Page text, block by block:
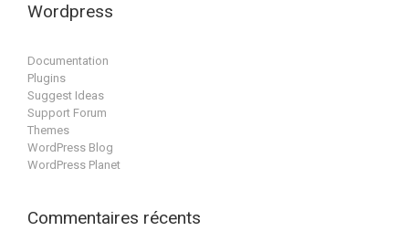
Wordpress
Documentation
Plugins
Suggest Ideas
Support Forum
Themes
WordPress Blog
WordPress Planet
Commentaires récents